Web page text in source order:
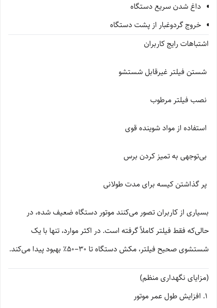
داغ شدن سریع دستگاه
خروج گردوغبار از پشت دستگاه
اشتباهات رایج کاربران
شستن فیلتر غیرقابل شستشو
نصب فیلتر مرطوب
استفاده از مواد شوینده قوی
بی‌توجهی به تمیز کردن برس
پر گذاشتن کیسه برای مدت طولانی
بسیاری از کاربران تصور می‌کنند موتور دستگاه ضعیف شده، در
حالی‌که فقط فیلتر کاملاً گرفته است. در اکثر موارد، تنها با یک
شستشوی صحیح فیلتر، مکش دستگاه تا ۳۰–۵۰٪ بهبود پیدا می‌کند.
(مزایای نگهداری منظم)
افزایش طول عمر موتور